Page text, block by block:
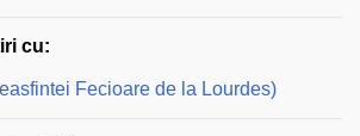
cu:
Fecioare de la Lourdes)